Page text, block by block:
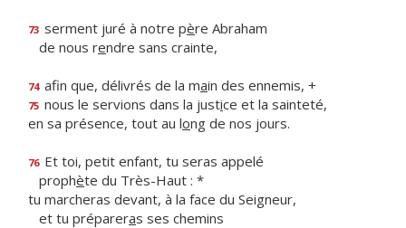
73 serment juré à notre père Abraham
de nous rendre sans crainte,
74 afin que, délivrés de la main des ennemis, +
75 nous le servions dans la justice et la sainteté,
en sa présence, tout au long de nos jours.
76 Et toi, petit enfant, tu seras appelé
prophète du Très-Haut : *
tu marcheras devant, à la face du Seigneur,
et tu prépareras ses chemins